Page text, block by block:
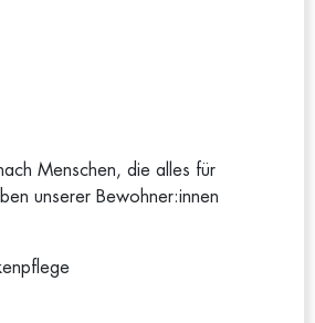
Menschen, die alles für
unserer Bewohner:innen